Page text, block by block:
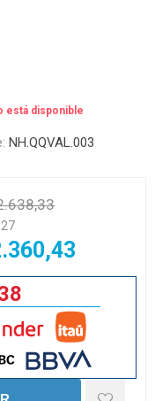
está disponible
NH.QQVAL.003